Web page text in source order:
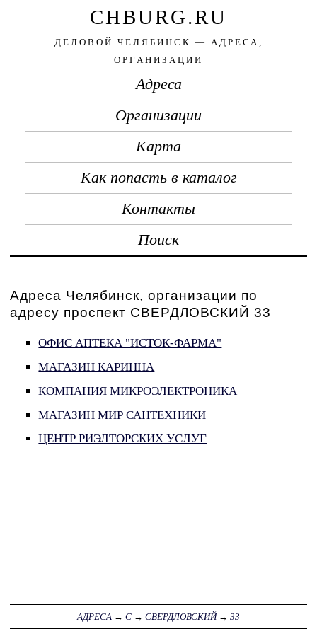
CHBURG.RU
ДЕЛОВОЙ ЧЕЛЯБИНСК — АДРЕСА,
ОРГАНИЗАЦИИ
Адреса
Организации
Карта
Как попасть в каталог
Контакты
Поиск
Адреса Челябинск, организации по
адресу проспект СВЕРДЛОВСКИЙ 33
ОФИС АПТЕКА "ИСТОК-ФАРМА"
МАГАЗИН КАРИННА
КОМПАНИЯ МИКРОЭЛЕКТРОНИКА
МАГАЗИН МИР САНТЕХНИКИ
ЦЕНТР РИЭЛТОРСКИХ УСЛУГ
АДРЕСА → С → СВЕРДЛОВСКИЙ→ 33